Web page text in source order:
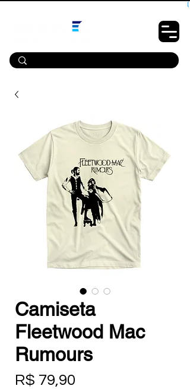
Camiseta
Fleetwood Mac
Rumours
R$ 79,90